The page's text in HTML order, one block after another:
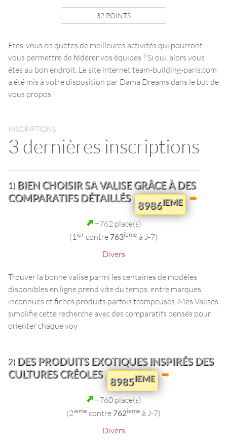
32 POINTS
Etes-vous en quêtes de meilleures activités qui pourront
vous permettre de fédérer vos équipes ? Si oui, alors vous
êtes au bon endroit. Le site internet team-building-paris.com
a été mis à votre disposition par Dama Dreams dans le but de
vous propos
INSCRIPTIONS
3 dernières inscriptions
1) BIEN CHOISIR SA VALISE GRÂCE À DES
COMPARATIFS DÉTAILLÉS
8986IEME
+762 place(s)
(1 iercontre 763ieme à J-7)
Divers
Trouver la bonne valise parmi les centaines de modèles
disponibles en ligne prend vite du temps, entre marques
inconnues et fiches produits parfois trompeuses. Mes Valises
simplifie cette recherche avec des comparatifs pensés pour
orienter chaque voy
2) DES PRODUITS EXOTIQUES INSPIRÉS DES
CULTURES CRÉOLES
8985IEME
+760 place(s)
(2ieme contre 762ieme à J-7)
Divers